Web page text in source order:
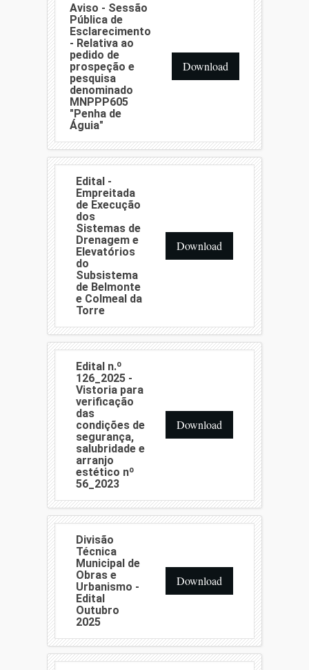
Aviso - Sessão
Pública de
Esclarecimento
- Relativa ao
pedido de
prospeção e
pesquisa
denominado
MNPPP605
"Penha de
Águia"
Download
Edital -
Empreitada
de Execução
dos
Sistemas de
Drenagem e
Elevatórios
do
Subsistema
de Belmonte
e Colmeal da
Torre
Download
Edital n.º
126_2025 -
Vistoria para
verificação
das
condições de
segurança,
salubridade e
arranjo
estético nº
56_2023
Download
Divisão
Técnica
Municipal de
Obras e
Urbanismo -
Edital
Outubro
2025
Download